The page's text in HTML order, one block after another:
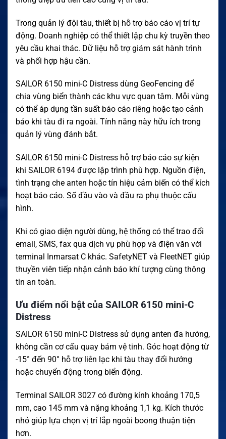
Trong quản lý đội tàu, thiết bị hỗ trợ báo cáo vị trí tự
động. Doanh nghiệp có thể thiết lập chu kỳ truyền theo
yêu cầu khai thác. Dữ liệu hỗ trợ giám sát hành trình
và phối hợp hậu cần.
SAILOR 6150 mini-C Distress dùng GeoFencing để
chia vùng biển thành các khu vực quan tâm. Mỗi vùng
có thể áp dụng tần suất báo cáo riêng hoặc tạo cảnh
báo khi tàu đi ra ngoài. Tính năng này hữu ích trong
quản lý vùng đánh bắt.
SAILOR 6150 mini-C Distress hỗ trợ báo cáo sự kiện
khi SAILOR 6194 được lập trình phù hợp. Nguồn điện,
tình trạng che anten hoặc tín hiệu cảm biến có thể kích
hoạt báo cáo. Số đầu vào và đầu ra phụ thuộc cấu
hình.
Khi có giao diện người dùng, hệ thống có thể trao đổi
email, SMS, fax qua dịch vụ phù hợp và điện văn với
terminal Inmarsat C khác. SafetyNET và FleetNET giúp
thuyền viên tiếp nhận cảnh báo khí tượng cùng thông
tin an toàn.
Ưu điểm nổi bật của SAILOR 6150 mini-C
Distress
SAILOR 6150 mini-C Distress sử dụng anten đa hướng,
không cần cơ cấu quay bám vệ tinh. Góc hoạt động từ
-15° đến 90° hỗ trợ liên lạc khi tàu thay đổi hướng
hoặc chuyển động trong biển động.
Terminal SAILOR 3027 có đường kính khoảng 170,5
mm, cao 145 mm và nặng khoảng 1,1 kg. Kích thước
nhỏ giúp lựa chọn vị trí lắp ngoài boong thuận tiện
hơn.